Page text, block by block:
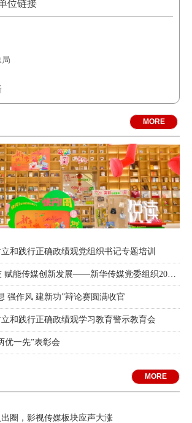
MORE
和践行正确政绩观党组织书记专题培训
对标前沿AI科技 赋能传媒创新发展——新华传媒党委组织2026世界人工智能大会参观学习
强作风 建新功”辩论赛圆满收官
和践行正确政绩观学习教育警示教育会
优一先”表彰会
MORE
出圈，影视传媒板块应声大涨
位链接